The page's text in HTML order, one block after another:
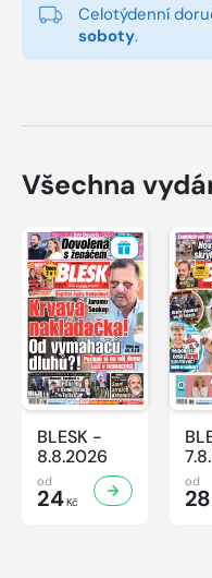
Celotýdenní
soboty.
Všechna
BLESK -
8.8.2026
od
24Kč
od
28